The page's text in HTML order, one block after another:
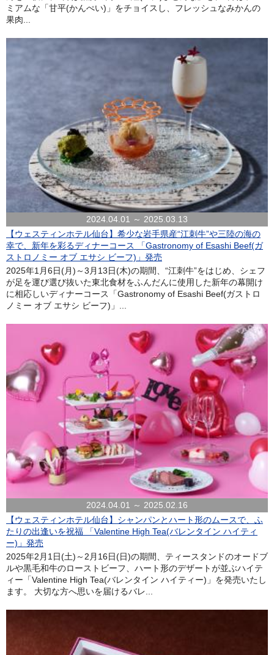
ミアムな「甘平(かんぺい)」をチョイスし、フレッシュなみかんの
果肉...
2024.04.01 ～ 2025.03.13
【ウェスティンホテル仙台】希少な岩手県産“江刺牛”や三陸の海の
幸で、新年を彩るディナーコース 「Gastronomy of Esashi Beef(ガ
ストロノミー オブ エサシ ビーフ)」発売
2025年1月6日(月)～3月13日(木)の期間、“江刺牛”をはじめ、シェフ
が足を運び選び抜いた東北食材をふんだんに使用した新年の幕開け
に相応しいディナーコース「Gastronomy of Esashi Beef(ガストロ
ノミー オブ エサシ ビーフ)」...
2024.04.01 ～ 2025.02.16
【ウェスティンホテル仙台】シャンパンとハート形のムースで、ふ
たりの出逢いを祝福 「Valentine High Tea(バレンタイン ハイティ
ー)」発売
2025年2月1日(土)～2月16日(日)の期間、ティースタンドのオードブ
ルや黒毛和牛のローストビーフ、ハート形のデザートが並ぶハイテ
ィー「Valentine High Tea(バレンタイン ハイティー)」を発売いたし
ます。 大切な方へ思いを届けるバレ...